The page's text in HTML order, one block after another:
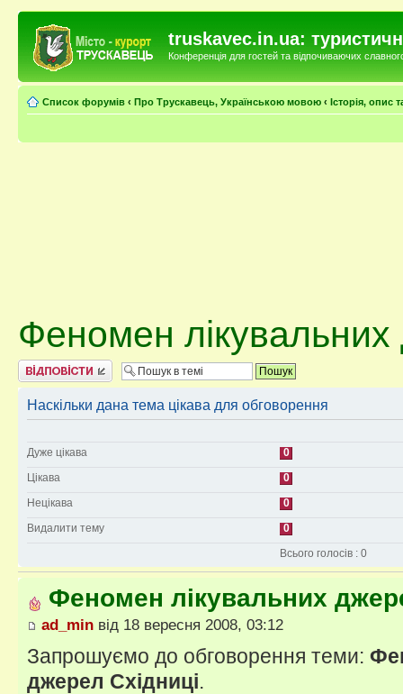
truskavec.in.ua:
Конференція для гостей та відпочиваючих
Список форумів ‹ Про Трускавець, Українською мовою ‹ Історія, опис
Феномен лікувальних
Відповісти
Наскільки дана тема цікава для обговорення
Дуже цікава
0
Цікава
0
Нецікава
0
Видалити тему
0
Всього голосів : 0
Феномен лікувальних
ad_min від 18 вересня 2008, 03:12
Запрошуємо до обговорення теми:
джерел Східниці.